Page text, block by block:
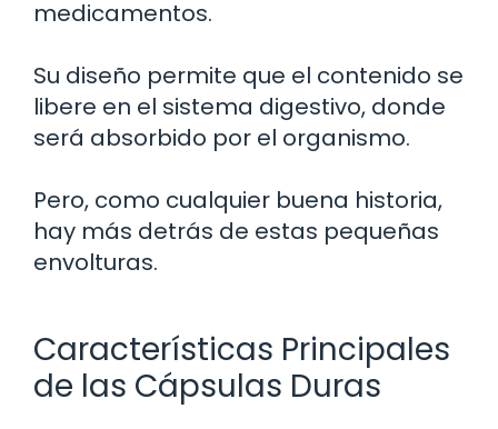
medicamentos.
Su diseño permite que el contenido se
libere en el sistema digestivo, donde
será absorbido por el organismo.
Pero, como cualquier buena historia,
hay más detrás de estas pequeñas
envolturas.
Características Principales
de las Cápsulas Duras